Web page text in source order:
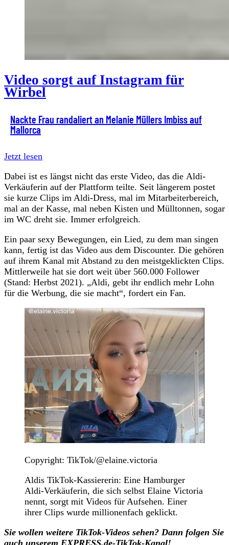
Video sorgt auf Instagram für
Wirbel
Nackte Frau randaliert an Melanie Müllers Imbiss auf
Mallorca
Jetzt lesen
Dabei ist es längst nicht das erste Video, das die Aldi-
Verkäuferin auf der Plattform teilte. Seit längerem postet
sie kurze Clips im Aldi-Dress, mal im Mitarbeiterbereich,
mal an der Kasse, mal neben Kisten und Mülltonnen, sogar
im WC dreht sie. Immer erfolgreich.
Ein paar sexy Bewegungen, ein Lied, zu dem man singen
kann, fertig ist das Video aus dem Discounter. Die gehören
auf ihrem Kanal mit Abstand zu den meistgeklickten Clips.
Mittlerweile hat sie dort weit über 560.000 Follower
(Stand: Herbst 2021). „Aldi, gebt ihr endlich mehr Lohn
für die Werbung, die sie macht“, fordert ein Fan.
Copyright: TikTok/@elaine.victoria
Aldis TikTok-Kassiererin: Eine Hamburger
Aldi-Verkäuferin, die sich selbst Elaine Victoria
nennt, sorgt mit Videos für Aufsehen. Einer
ihrer Clips wurde millionenfach geklickt.
Sie wollen weitere TikTok-Videos sehen? Dann folgen Sie
auch unserem EXPRESS.de-TikTok-Kanal!